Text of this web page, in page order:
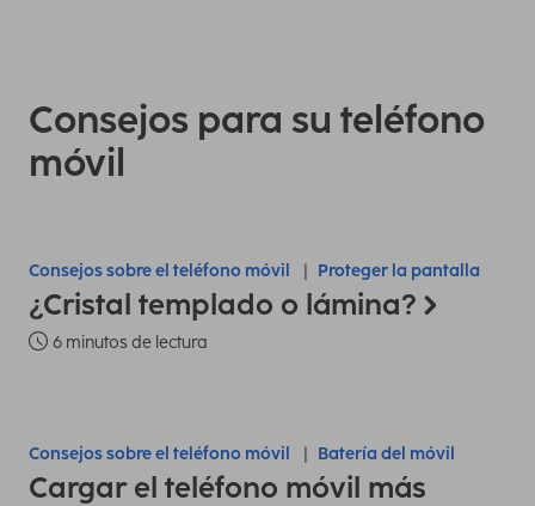
Consejos para su teléfono
móvil
Consejos sobre el teléfono móvil Proteger la pantalla
¿Cristal templado o lámina?
6 minutos de lectura
Consejos sobre el teléfono móvil Batería del móvil
Cargar el teléfono móvil más